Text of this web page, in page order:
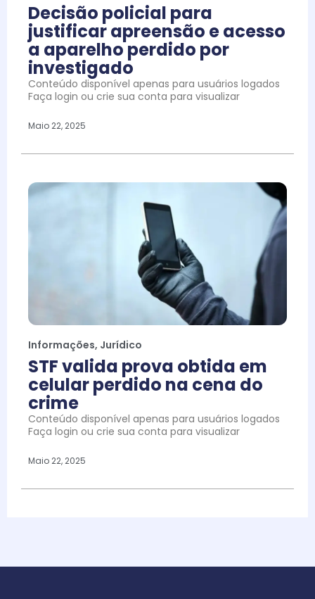
Decisão policial para
justificar apreensão e acesso
a aparelho perdido por
investigado
Conteúdo disponível apenas para usuários logados
Faça login ou crie sua conta para visualizar
Maio 22, 2025
Informações, Jurídico
STF valida prova obtida em
celular perdido na cena do
crime
Conteúdo disponível apenas para usuários logados
Faça login ou crie sua conta para visualizar
Maio 22, 2025